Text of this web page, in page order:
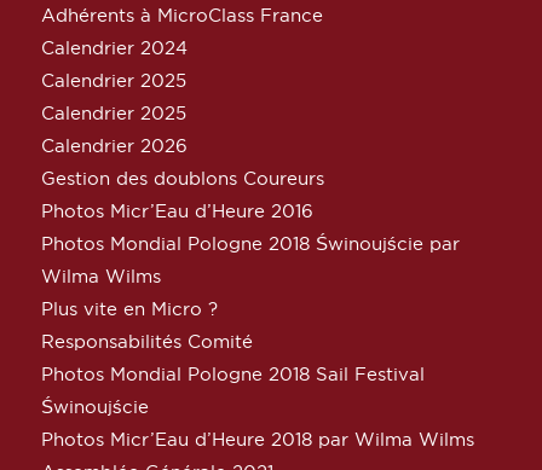
Adhérents à MicroClass France
Calendrier 2024
Calendrier 2025
Calendrier 2025
Calendrier 2026
Gestion des doublons Coureurs
Photos Micr’Eau d’Heure 2016
Photos Mondial Pologne 2018 Świnoujście par
Wilma Wilms
Plus vite en Micro ?
Responsabilités Comité
Photos Mondial Pologne 2018 Sail Festival
Świnoujście
Photos Micr’Eau d’Heure 2018 par Wilma Wilms